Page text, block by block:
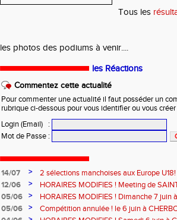
Tous les
les photos des podiums à venir....
les Réactions
Commentez cette actualité
Pour commenter une actualité il faut posséder un
rubrique ci-dessous pour vous identifier ou vous
Login (Email)
:
Mot de Passe :
14/07 >
2 sélections manchoises aux Europe U18!
12/06
>
HORAIRES MODIFIES ! Meeting de
05/06
>
HORAIRES MODIFIES ! Dimanche 7 juin
05/06
>
Compétition annulée ! le 6 juin à